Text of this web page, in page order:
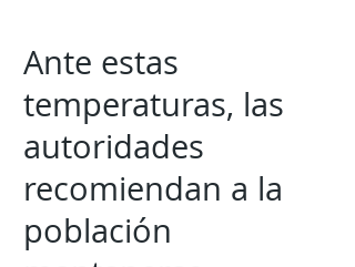
Ante estas
temperaturas, las
autoridades
recomiendan a la
población